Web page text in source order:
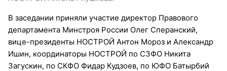
В заседании приняли участие директор Правового
департамента Минстроя России Олег Сперанский,
вице-президенты НОСТРОЙ Антон Мороз и Александр
Ишин, координаторы НОСТРОЙ по СЗФО Никита
Загускин, по СКФО Фидар Кудзоев, по ЮФО Батырбий